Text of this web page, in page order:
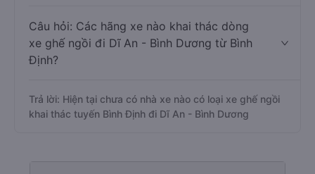
Câu hỏi: Các hãng xe nào khai thác dòng
xe ghế ngồi đi Dĩ An - Bình Dương từ Bình
Định?
Trả lời: Hiện tại chưa có nhà xe nào có loại xe ghế ngồi
khai thác tuyến Bình Định đi Dĩ An - Bình Dương